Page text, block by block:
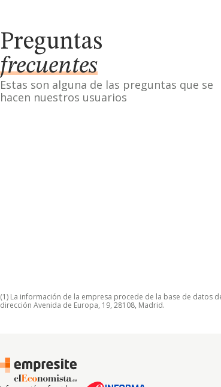
Preguntas
frecuentes
Estas son alguna de las preguntas que se
hacen nuestros usuarios
(1) La información de la empresa procede de la base de datos
dirección Avenida de Europa, 19, 28108, Madrid.